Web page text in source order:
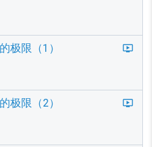
极限（1）
极限（2）